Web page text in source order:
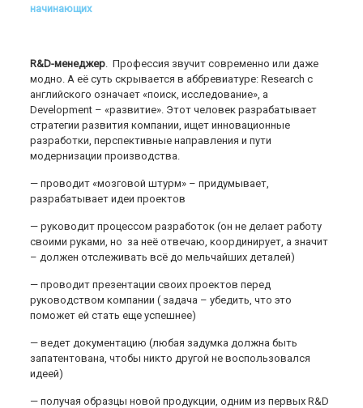
начинающих
R&D-менеджер. Профессия звучит современно или даже
модно. А её суть скрывается в аббревиатуре: Research с
английского означает «поиск, исследование», а
Development – «развитие». Этот человек разрабатывает
стратегии развития компании, ищет инновационные
разработки, перспективные направления и пути
модернизации производства.
— проводит «мозговой штурм» – придумывает,
разрабатывает идеи проектов
— руководит процессом разработок (он не делает работу
своими руками, но за неё отвечаю, координирует, а значит
– должен отслеживать всё до мельчайших деталей)
— проводит презентации своих проектов перед
руководством компании ( задача – убедить, что это
поможет ей стать еще успешнее)
— ведет документацию (любая задумка должна быть
запатентована, чтобы никто другой не воспользовался
идеей)
— получая образцы новой продукции, одним из первых R&D